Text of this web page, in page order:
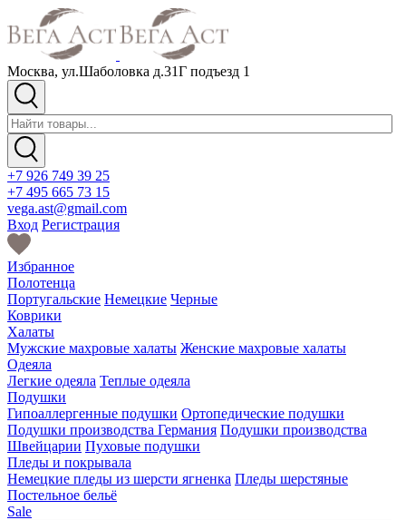
Москва, ул.Шаболовка д.31Г подъезд 1
+7 926 749 39 25
+7 495 665 73 15
vega.ast@gmail.com
Вход Регистрация
Избранное
Полотенца
Португальские Немецкие Черные
Коврики
Халаты
Мужские махровые халаты Женские махровые халаты
Одеяла
Легкие одеяла Теплые одеяла
Подушки
Гипоаллергенные подушки Ортопедические подушки
Подушки производства Германия Подушки производства
Швейцарии Пуховые подушки
Пледы и покрывала
Немецкие пледы из шерсти ягненка Пледы шерстяные
Постельное бельё
Sale